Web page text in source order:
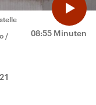
08:55 Minuten
/